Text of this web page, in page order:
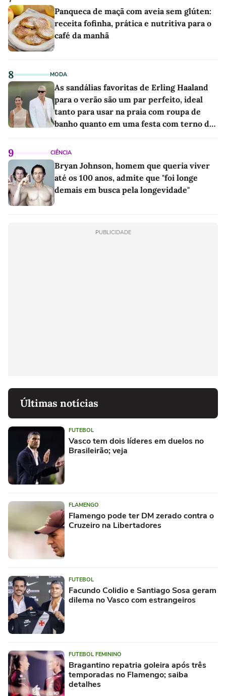
Panqueca de maçã com aveia sem glúten:
receita fofinha, prática e nutritiva para o
café da manhã
8 MODA
As sandálias favoritas de Erling Haaland
para o verão são um par perfeito, ideal
tanto para usar na praia com roupa de
banho quanto em uma festa com terno de
9 CIÊNCIA
Bryan Johnson, homem que queria viver
até os 100 anos, admite que "foi longe
demais em busca pela longevidade"
PUBLICIDADE
Últimas notícias
FUTEBOL
Vasco tem dois líderes em duelos no
Brasileirão; veja
FLAMENGO
Flamengo pode ter DM zerado contra o
Cruzeiro na Libertadores
FUTEBOL
Facundo Colidio e Santiago Sosa geram
dilema no Vasco com estrangeiros
FUTEBOL FEMININO
Bragantino repatria goleira após três
temporadas no Flamengo; saiba
detalhes